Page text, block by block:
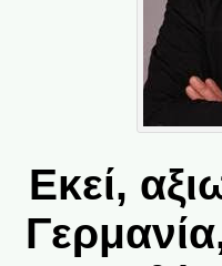
Εκεί,